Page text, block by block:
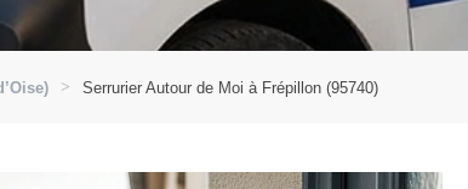
Serrurier Autour de Moi à Frépillon (95740)